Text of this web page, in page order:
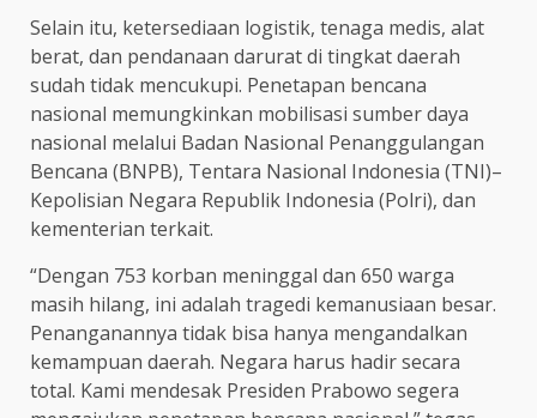
Selain itu, ketersediaan logistik, tenaga medis, alat
berat, dan pendanaan darurat di tingkat daerah
sudah tidak mencukupi. Penetapan bencana
nasional memungkinkan mobilisasi sumber daya
nasional melalui Badan Nasional Penanggulangan
Bencana (BNPB), Tentara Nasional Indonesia (TNI)–
Kepolisian Negara Republik Indonesia (Polri), dan
kementerian terkait.
“Dengan 753 korban meninggal dan 650 warga
masih hilang, ini adalah tragedi kemanusiaan besar.
Penanganannya tidak bisa hanya mengandalkan
kemampuan daerah. Negara harus hadir secara
total. Kami mendesak Presiden Prabowo segera